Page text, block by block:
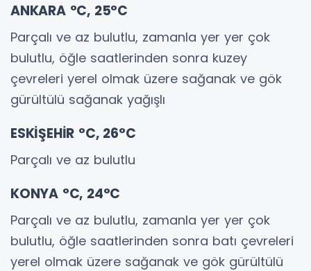
ANKARA °C, 25°C
Parçalı ve az bulutlu, zamanla yer yer çok
bulutlu, öğle saatlerinden sonra kuzey
çevreleri yerel olmak üzere sağanak ve gök
gürültülü sağanak yağışlı
ESKİŞEHİR °C, 26°C
Parçalı ve az bulutlu
KONYA °C, 24°C
Parçalı ve az bulutlu, zamanla yer yer çok
bulutlu, öğle saatlerinden sonra batı çevreleri
yerel olmak üzere sağanak ve gök gürültülü